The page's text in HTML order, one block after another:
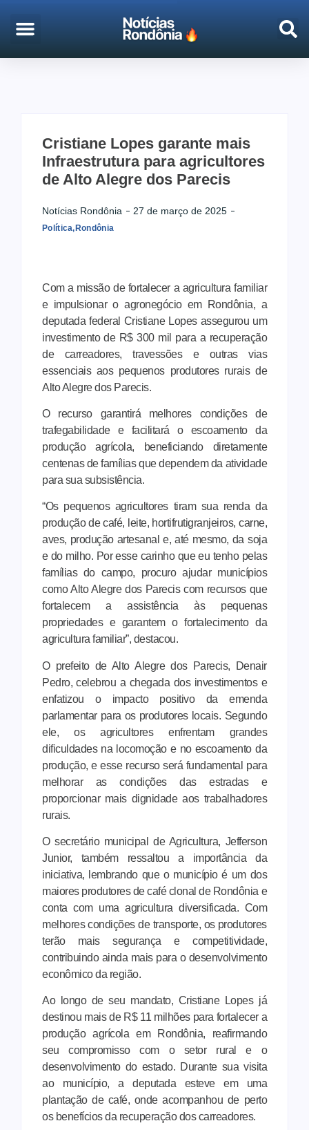
Cristiane Lopes garante mais
Infraestrutura para agricultores
de Alto Alegre dos Parecis
Notícias Rondônia 27 de março de 2025
Política,Rondônia
Com a missão de fortalecer a agricultura familiar
e impulsionar o agronegócio em Rondônia, a
deputada federal Cristiane Lopes assegurou um
investimento de R$ 300 mil para a recuperação
de carreadores, travessões e outras vias
essenciais aos pequenos produtores rurais de
Alto Alegre dos Parecis.
O recurso garantirá melhores condições de
trafegabilidade e facilitará o escoamento da
produção agrícola, beneficiando diretamente
centenas de famílias que dependem da atividade
para sua subsistência.
“Os pequenos agricultores tiram sua renda da
produção de café, leite, hortifrutigranjeiros, carne,
aves, produção artesanal e, até mesmo, da soja
e do milho. Por esse carinho que eu tenho pelas
famílias do campo, procuro ajudar municípios
como Alto Alegre dos Parecis com recursos que
fortalecem a assistência às pequenas
propriedades e garantem o fortalecimento da
agricultura familiar”, destacou.
O prefeito de Alto Alegre dos Parecis, Denair
Pedro, celebrou a chegada dos investimentos e
enfatizou o impacto positivo da emenda
parlamentar para os produtores locais. Segundo
ele, os agricultores enfrentam grandes
dificuldades na locomoção e no escoamento da
produção, e esse recurso será fundamental para
melhorar as condições das estradas e
proporcionar mais dignidade aos trabalhadores
rurais.
O secretário municipal de Agricultura, Jefferson
Junior, também ressaltou a importância da
iniciativa, lembrando que o município é um dos
maiores produtores de café clonal de Rondônia e
conta com uma agricultura diversificada. Com
melhores condições de transporte, os produtores
terão mais segurança e competitividade,
contribuindo ainda mais para o desenvolvimento
econômico da região.
Ao longo de seu mandato, Cristiane Lopes já
destinou mais de R$ 11 milhões para fortalecer a
produção agrícola em Rondônia, reafirmando
seu compromisso com o setor rural e o
desenvolvimento do estado. Durante sua visita
ao município, a deputada esteve em uma
plantação de café, onde acompanhou de perto
os benefícios da recuperação dos carreadores.